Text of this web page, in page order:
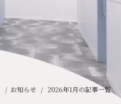
お知らせ 2026年1月の記事一覧